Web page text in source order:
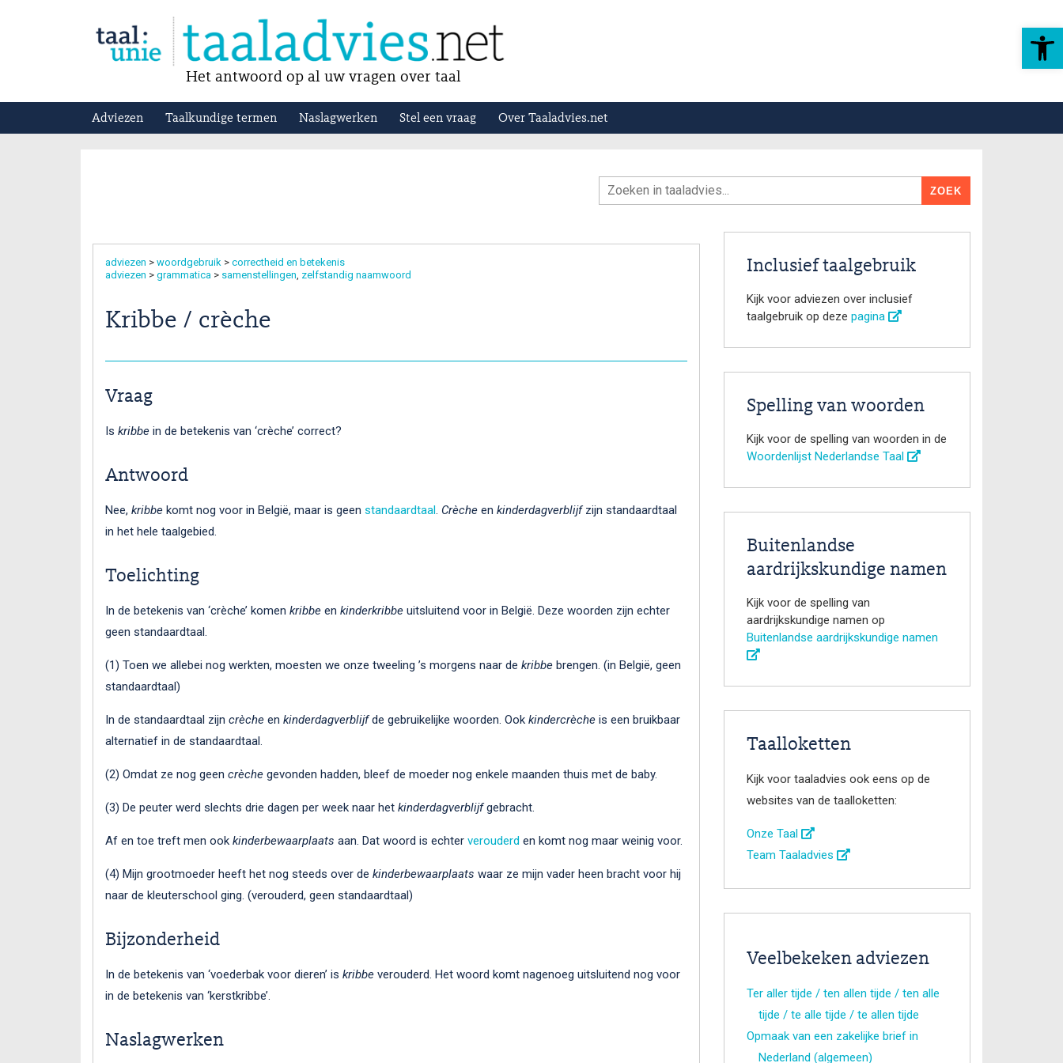
Toolbar openen
Het antwoord op al uw vragen over taal
Adviezen Taalkundige termen Naslagwerken Stel een vraag Over Taaladvies.net
adviezen > woordgebruik > correctheid en betekenis
adviezen > grammatica > samenstellingen zelfstandig naamwoord
Kribbe / crèche
Vraag
Is kribbe in de betekenis van ‘crèche’ correct?
Antwoord
Nee, kribbe komt nog voor in België, maar is geen standaardtaal. Crèche en kinderdagverblijfzijn standaardtaal
in het hele taalgebied.
Toelichting
In de betekenis van ‘crèche’ komen kribbe en kinderkribbe uitsluitend voor in België. Deze woorden zijn echter
geen standaardtaal.
(1) Toen we allebei nog werkten, moesten we onze tweeling ’s morgens naar de kribbe brengen. (in België, geen
standaardtaal)
In de standaardtaal zijn crèche en kinderdagverblijfde gebruikelijke woorden. Ook kindercrèche is een bruikbaar
alternatief in de standaardtaal.
(2) Omdat ze nog geen crèche gevonden hadden, bleef de moeder nog enkele maanden thuis met de baby.
(3) De peuter werd slechts drie dagen per week naar het kinderdagverblijfgebracht.
Af en toe treft men ook kinderbewaarplaats aan. Dat woord is echter verouderd en komt nog maar weinig voor.
(4) Mijn grootmoeder heeft het nog steeds over de kinderbewaarplaats waar ze mijn vader heen bracht voor hij
naar de kleuterschool ging. (verouderd, geen standaardtaal)
Bijzonderheid
In de betekenis van ‘voederbak voor dieren’ is kribbe verouderd. Het woord komt nagenoeg uitsluitend nog voor
in de betekenis van ‘kerstkribbe’.
Naslagwerken
Inclusief taalgebruik
Kijk voor adviezen over inclusief
taalgebruik op deze pagina
Spelling van woorden
Kijk voor de spelling van woorden in de
Woordenlijst Nederlandse Taal
Buitenlandse
aardrijkskundige namen
Kijk voor de spelling van
aardrijkskundige namen op
Buitenlandse aardrijkskundige namen
Taalloketten
Kijk voor taaladvies ook eens op de
websites van de taalloketten:
Onze Taal
Team Taaladvies
Veelbekeken adviezen
Ter aller tijde / ten allen tijde / ten alle
tijde / te alle tijde / te allen tijde
Opmaak van een zakelijke brief in
Nederland (algemeen)